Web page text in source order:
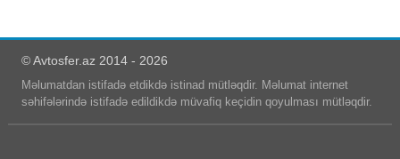
© Avtosfer.az 2014 - 2026
Məlumatdan istifadə etdikdə istinad mütləqdir. Məlumat internet
səhifələrində istifadə edildikdə müvafiq keçidin qoyulması mütləqdir.